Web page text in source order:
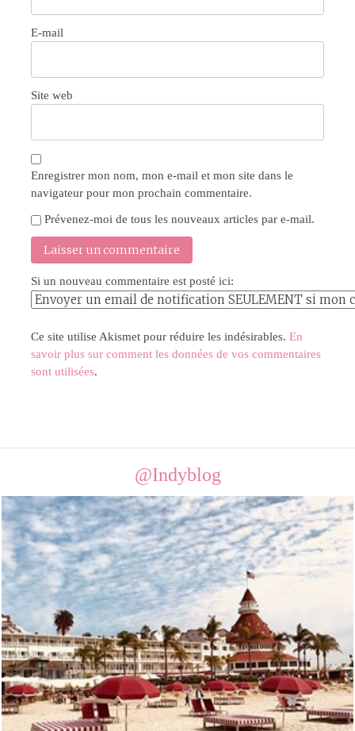
E-mail
Site web
Enregistrer mon nom, mon e-mail et mon site dans le
navigateur pour mon prochain commentaire.
Prévenez-moi de tous les nouveaux articles par e-mail.
Si un nouveau commentaire est posté ici:
Ce site utilise Akismet pour réduire les indésirables. En
savoir plus sur comment les données de vos commentaires
sont utilisées.
@Indyblog